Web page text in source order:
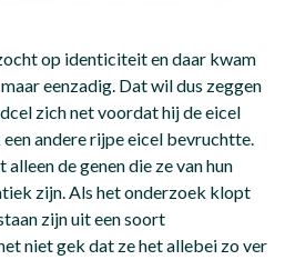
op identiciteit en daar kwam
eenzadig. Dat wil dus zeggen
zich net voordat hij de eicel
andere rijpe eicel bevruchtte.
de genen die ze van hun
zijn. Als het onderzoek klopt
zijn uit een soort
niet gek dat ze het allebei zo ver